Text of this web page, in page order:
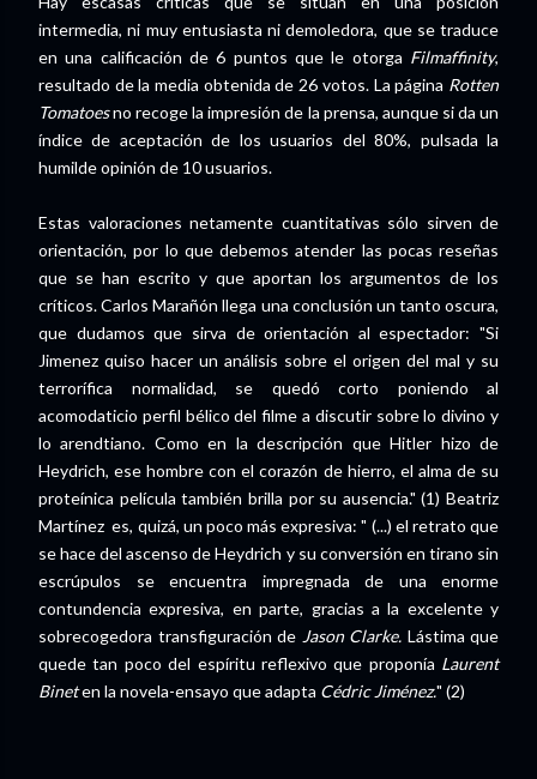
intermedia, ni muy entusiasta ni demoledora, que se traduce
en una calificación de 6 puntos que le otorga Filmaffinity,
resultado de la media obtenida de 26 votos. La página Rotten
Tomatoesno recoge la impresión de la prensa, aunque si da un
índice de aceptación de los usuarios del 80%, pulsada la
humilde opinión de 10 usuarios.
Estas valoraciones netamente cuantitativas sólo sirven de
orientación, por lo que debemos atender las pocas reseñas
que se han escrito y que aportan los argumentos de los
críticos. Carlos Marañón llega una conclusión un tanto oscura,
que dudamos que sirva de orientación al espectador: "Si
Jimenez quiso hacer un análisis sobre el origen del mal y su
terrorífica normalidad, se quedó corto poniendo al
acomodaticio perfil bélico del filme a discutir sobre lo divino y
lo arendtiano. Como en la descripción que Hitler hizo de
Heydrich, ese hombre con el corazón de hierro, el alma de su
proteínica película también brilla por su ausencia." (1) Beatriz
Martínez es, quizá, un poco más expresiva: " (...) el retrato que
se hace del ascenso de Heydrich y su conversión en tirano sin
escrúpulos se encuentra impregnada de una enorme
contundencia expresiva, en parte, gracias a la excelente y
sobrecogedora transfiguración de Jason Clarke. Lástima que
quede tan poco del espíritu reflexivo que proponía Laurent
Bineten la novela-ensayo que adapta Cédric Jiménez." (2)